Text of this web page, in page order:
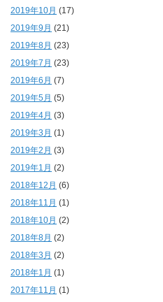
2019年10月 (17)
2019年9月 (21)
2019年8月 (23)
2019年7月 (23)
2019年6月 (7)
2019年5月 (5)
2019年4月 (3)
2019年3月 (1)
2019年2月 (3)
2019年1月 (2)
2018年12月 (6)
2018年11月 (1)
2018年10月 (2)
2018年8月 (2)
2018年3月 (2)
2018年1月 (1)
2017年11月 (1)